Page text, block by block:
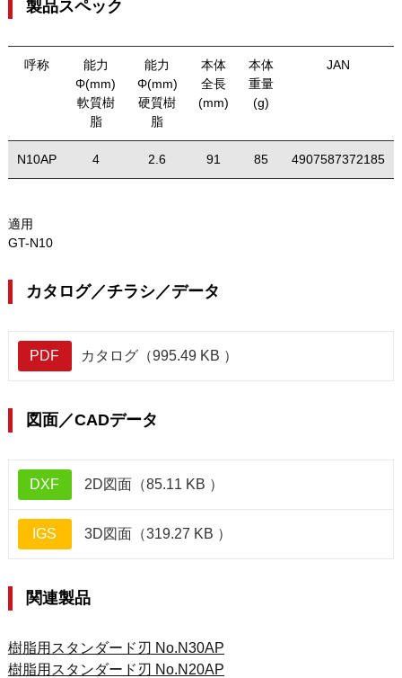
製品スペック
呼称
能力
Φ(mm)
軟質樹
脂
能力
Φ(mm)
硬質樹
脂
本体
全長
(mm)
本体
重量
(g)
JAN
N10AP 4 2.6 91 85 4907587372185
適用
GT-N10
カタログ／チラシ／データ
PDF カタログ（995.49 KB ）
図面／CADデータ
DXF 2D図面（85.11 KB ）
IGS 3D図面（319.27 KB ）
関連製品
樹脂用スタンダード刃 No.N30AP
樹脂用スタンダード刃 No.N20AP